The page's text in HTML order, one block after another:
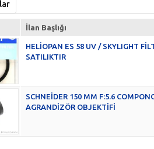
İlan Başlığı
HELİOPAN ES 58 UV / SKYLIGHT
SATILIKTIR
SCHNEİDER 150 MM F:5.6
AGRANDİZÖR OBJEKTİFİ